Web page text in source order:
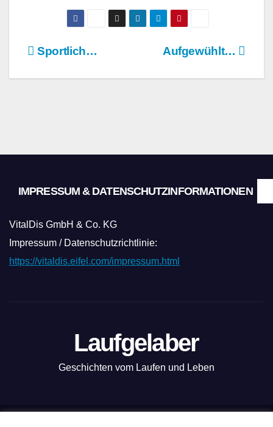
BeitragsnavigationAufgewühlt…
Sportlich…
IMPRESSUM & DATENSCHUTZINFORMATIONEN
VitalDis GmbH & Co. KG
Impressum / Datenschutzrichtlinie:
https://vitaldis.eifel.com/impressum.html
Laufgelaber
Geschichten vom Laufen und Leben